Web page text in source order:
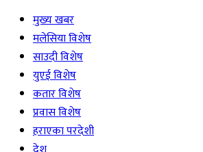
मुख्य खबर
मलेसिया विशेष
साउदी विशेष
युएई विशेष
कतार विशेष
प्रवास विशेष
हराएका परदेशी